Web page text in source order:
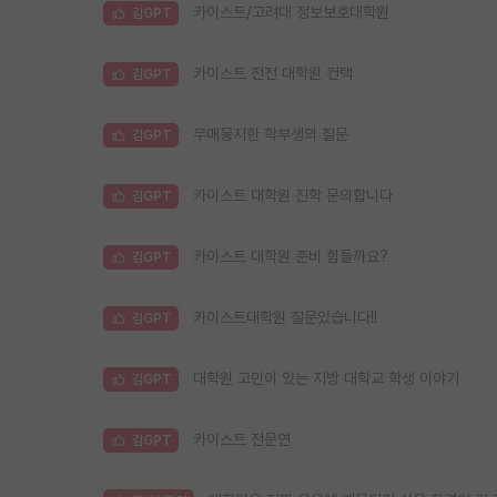
김GPT 카이스트/고려대 정보보호대학원
김GPT 카이스트 전전 대학원 컨택
김GPT 무매몽지한 학부생의 질문
김GPT 카이스트 대학원 진학 문의합니다
김GPT 카이스트 대학원 준비 힘들까요?
김GPT 카이스트대학원 질문있습니다!!
김GPT 대학원 고민이 있는 지방 대학교 학생 이야기
김GPT 카이스트 전문연